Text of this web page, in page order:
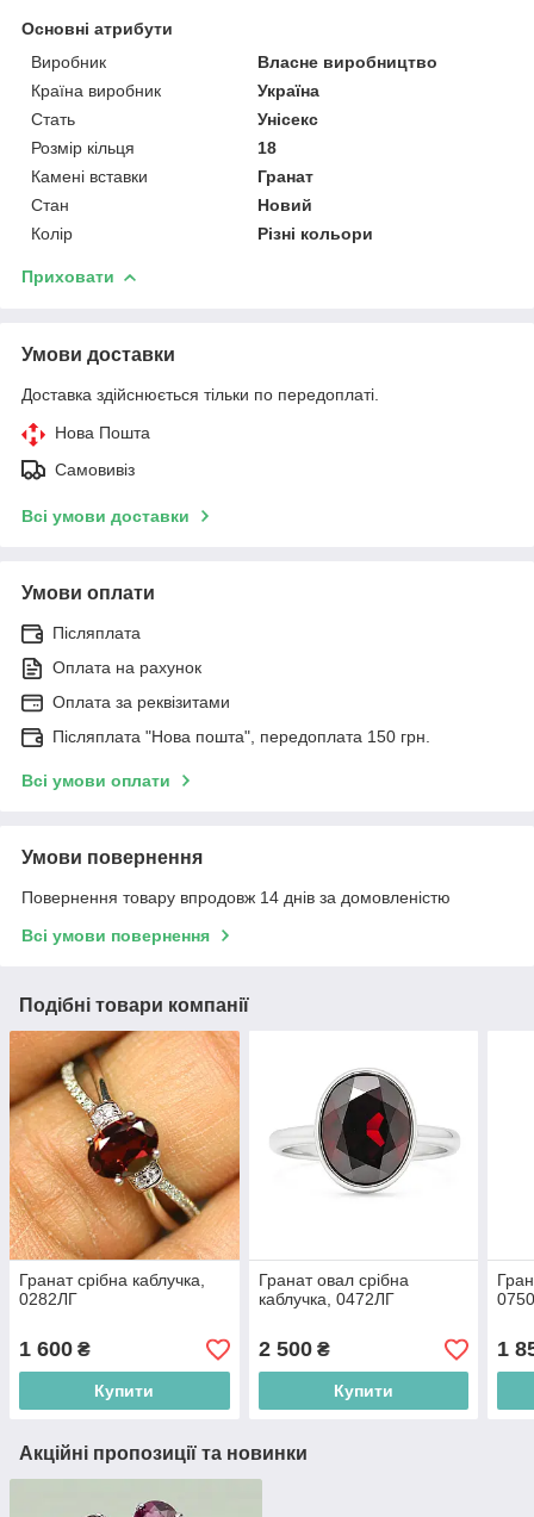
Основні атрибути
Виробник
Власне виробництво
Країна виробник
Україна
Стать
Унісекс
Розмір кільця
18
Камені вставки
Гранат
Стан
Новий
Колір
Різні кольори
Приховати
Умови доставки
Доставка здійснюється тільки по передоплаті.
Нова Пошта
Самовивіз
Всі умови доставки
Умови оплати
Післяплата
Оплата на рахунок
Оплата за реквізитами
Післяплата "Нова пошта", передоплата 150 грн.
Всі умови оплати
Умови повернення
Повернення товару впродовж 14 днів за домовленістю
Всі умови повернення
Подібні товари компанії
Гранат срібна каблучка,
0282ЛГ
1 600 ₴
Купити
Гранат овал срібна
каблучка, 0472ЛГ
2 500₴
Купити
1
Акційні пропозиції та новинки